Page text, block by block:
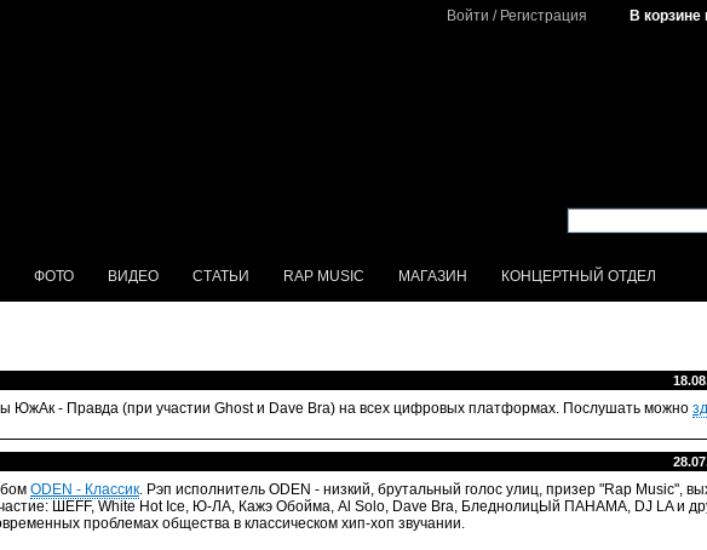
Войти / Регистрация В корзине
ФОТО ВИДЕО СТАТЬИ RAP MUSIC МАГАЗИН
КОНЦЕРТНЫЙ ОТДЕЛ
ЮжАк - Правда (при участии Ghost и Dave Bra) на всех цифровых платформах. Послушать можно
ODEN - Классик. Рэп исполнитель ODEN - низкий, брутальный голос улиц, призер "Rap Music",
ШЕFF, White Hot Ice, Ю-ЛА, Кажэ Обойма, Al Solo, Dave Bra, БледнолицЫй ПАНАМА, DJ LA и
проблемах общества в классическом хип-хоп звучании.